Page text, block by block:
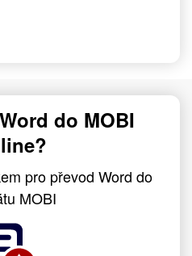
do MOBI
pro převod Word do
MOBI